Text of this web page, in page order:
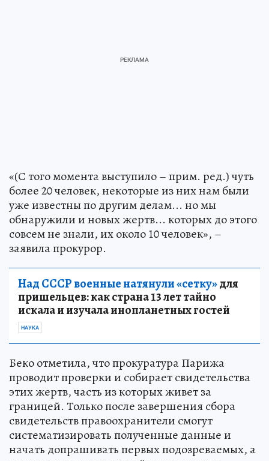
«(С того момента выступило – прим. ред.) чуть
более 20 человек, некоторые из них нам были
уже известны по другим делам... но мы
обнаружили и новых жертв... которых до этого
совсем не знали, их около 10 человек», –
заявила прокурор.
Над СССР военные натянули «сетку»для
пришельцев: как страна 13 лет тайно
искала и изучала инопланетных гостей
НАУКА
Беко отметила, что прокуратура Парижа
проводит проверки и собирает свидетельства
этих жертв, часть из которых живет за
границей. Только после завершения сбора
свидетельств правоохранители смогут
систематизировать полученные данные и
начать допрашивать первых подозреваемых, а